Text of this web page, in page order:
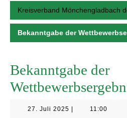
Kreisverband Mönchengladbach
Bekanntgabe der
Bekanntgabe der
27. Juli 2025 27.
11:00